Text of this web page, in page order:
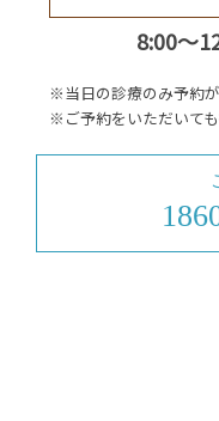
8:00～
※当日の診療のみ予約が
※ご予約をいただいて